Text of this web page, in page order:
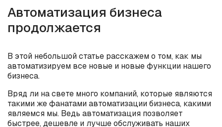
Автоматизация бизнеса
продолжается
В этой небольшой статье расскажем о том, как мы
автоматизируем все новые и новые функции нашего
бизнеса.
Вряд ли на свете много компаний, которые являются
такими же фанатами автоматизации бизнеса, какими
являемся мы. Ведь автоматизация позволяет
быстрее, дешевле и лучше обслуживать наших